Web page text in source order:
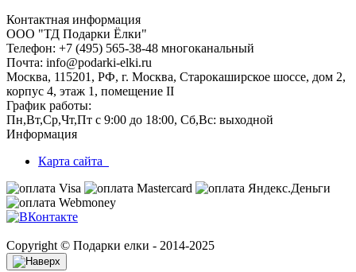
Контактная информация
ООО "ТД Подарки Ёлки"
Телефон: +7 (495) 565-38-48 многоканальный
Почта: info@podarki-elki.ru
Москва, 115201, РФ, г. Москва, Старокаширское шоссе, дом 2,
корпус 4, этаж 1, помещение II
График работы:
Пн,Вт,Ср,Чт,Пт с 9:00 до 18:00, Сб,Вс: выходной
Информация
Карта сайта
Copyright © Подарки елки - 2014-2025